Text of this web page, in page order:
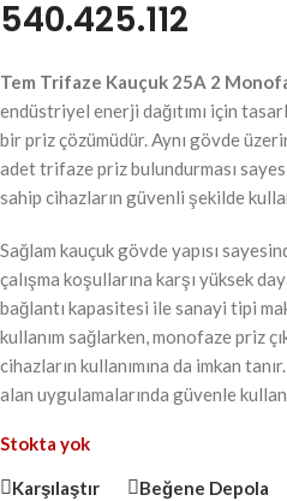
540.425.112
Tem Trifaze Kauçuk 25A 2
endüstriyel enerji dağıtımı için
bir priz çözümüdür. Aynı gövde
adet trifaze priz bulundurması
sahip cihazların güvenli şekilde
Sağlam kauçuk gövde yapısı
çalışma koşullarına karşı yüksek
bağlantı kapasitesi ile sanayi tipi
kullanım sağlarken, monofaze priz
cihazların kullanımına da imkan
alan uygulamalarında güvenle
Stokta yok
Karşılaştır Beğene Depola